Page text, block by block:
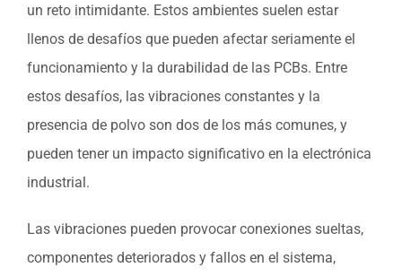
un reto intimidante. Estos ambientes suelen estar
llenos de desafíos que pueden afectar seriamente el
funcionamiento y la durabilidad de las PCBs. Entre
estos desafíos, las vibraciones constantes y la
presencia de polvo son dos de los más comunes, y
pueden tener un impacto significativo en la electrónica
industrial.
Las vibraciones pueden provocar conexiones sueltas,
componentes deteriorados y fallos en el sistema,